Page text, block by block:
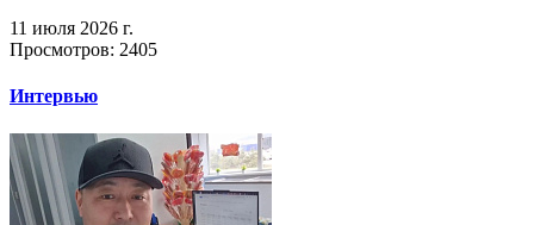
11 июля 2026 г.
Просмотров: 2405
Интервью